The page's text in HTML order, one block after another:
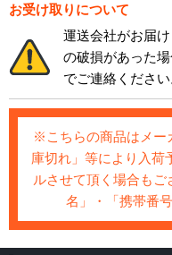
お受け取りについて
運送会社がお届
の破損があった
でご連絡ください
※こちらの商品はメー
庫切れ」等により入荷
ルさせて頂く場合も
名」・「携帯番